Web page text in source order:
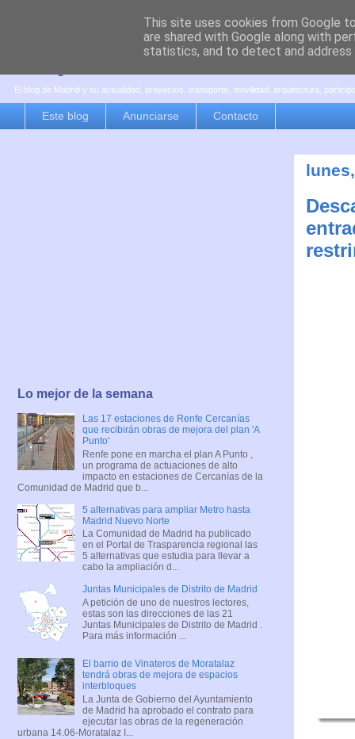
es por madrid
El blog de Madrid y su actualidad, proyectos, transporte, movilidad, arquitectura,
Este blog Anunciarse Contacto
Lo mejor de la semana
Las 17 estaciones de Renfe Cercanías
que recibirán obras de mejora del plan 'A
Punto'
Renfe pone en marcha el plan A Punto ,
un programa de actuaciones de alto
impacto en estaciones de Cercanías de la
Comunidad de Madrid que b...
5 alternativas para ampliar Metro hasta
Madrid Nuevo Norte
La Comunidad de Madrid ha publicado
en el Portal de Trasparencia regional las
5 alternativas que estudia para llevar a
cabo la ampliación d...
Juntas Municipales de Distrito de Madrid
A petición de uno de nuestros lectores,
estas son las direcciones de las 21
Juntas Municipales de Distrito de Madrid .
Para más información ...
El barrio de Vinateros de Moratalaz
tendrá obras de mejora de espacios
interbloques
La Junta de Gobierno del Ayuntamiento
de Madrid ha aprobado el contrato para
ejecutar las obras de la regeneración
urbana 14.06-Moratalaz I...
This site uses cookies from Google
are shared with Google along with
statistics, and to detect and address